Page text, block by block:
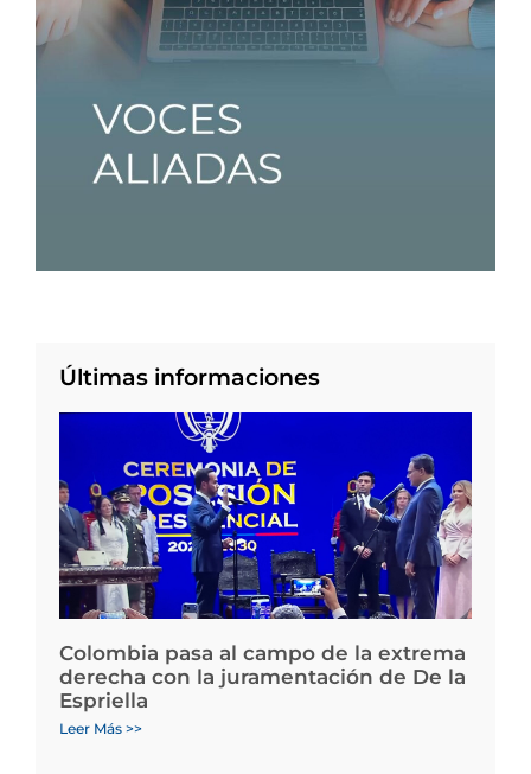
Últimas informaciones
Colombia pasa al campo de la extrema
derecha con la juramentación de De la
Espriella
Leer Más >>